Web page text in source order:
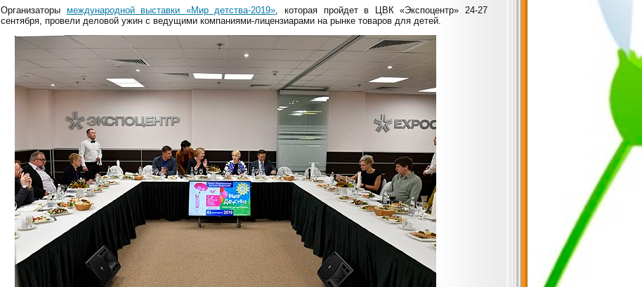
Организаторы международной выставки «Мир детства-2019», которая пройдет в ЦВК «Экспоцентр» 24-27
сентября, провели деловой ужин с ведущими компаниями-лицензиарами на рынке товаров для детей.